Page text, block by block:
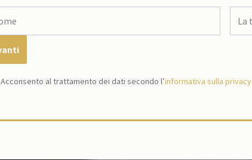
Acconsento al trattamento dei dati secondo l’informativa sulla privacy